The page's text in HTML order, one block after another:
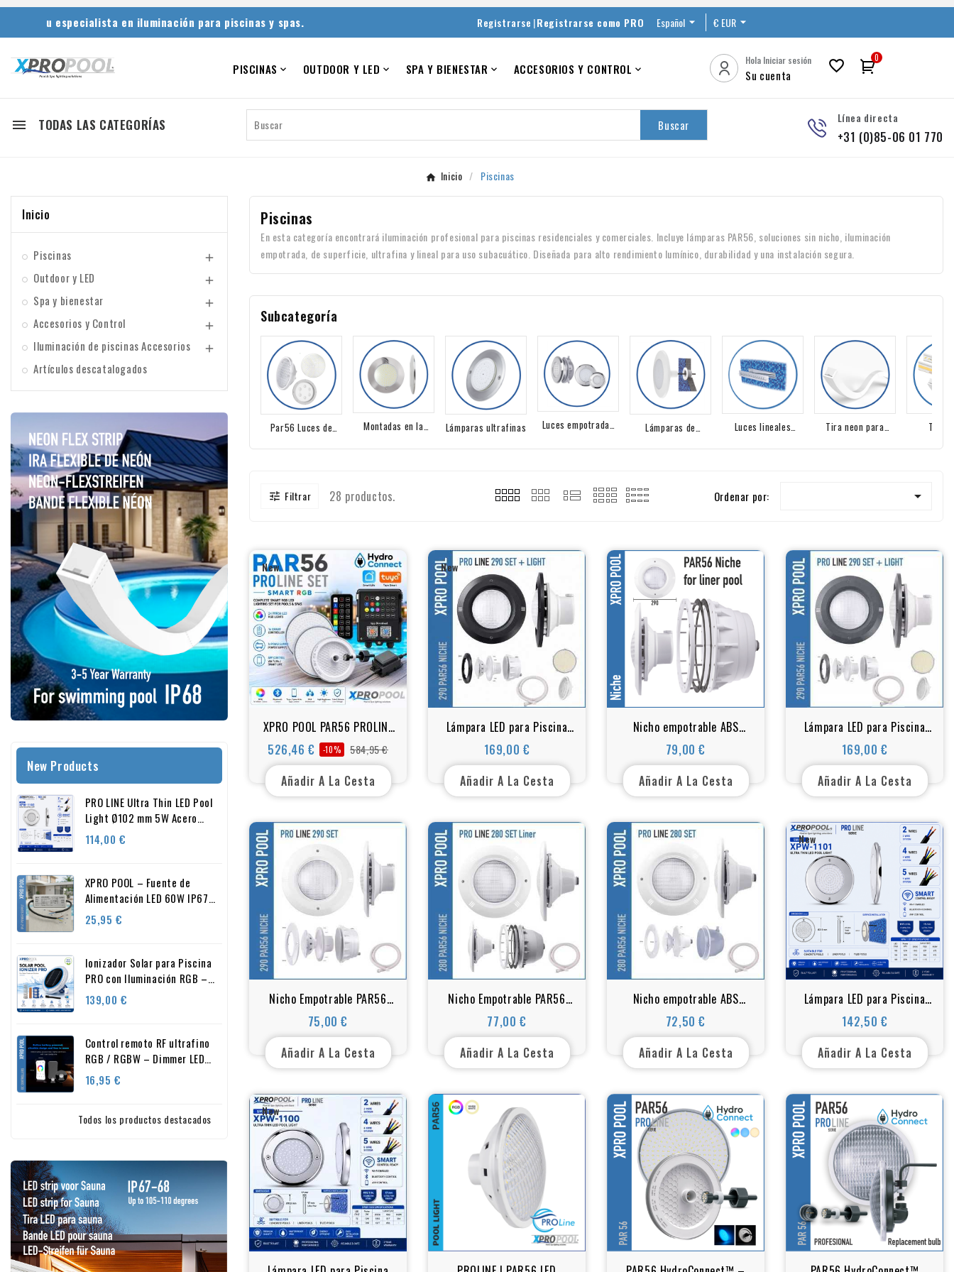
u especialista en iluminación para piscinas y spas. Registrarse |Registrarse como PRO Español  € EUR 
PISCINAS  OUTDOOR Y LED  SPA Y BIENESTAR  ACCESORIOS Y CONTROL 
Hola Iniciar sesión
Su cuenta
 0
 TODAS LAS CATEGORÍAS Buscar Línea directa
+31 (0)85-06 01 770
Inicio Piscinas
Inicio
Piscinas 
Outdoor y LED 
Spa y bienestar 
Accesorios y Control 
Iluminación de piscinas Accesorios 
Artículos descatalogados
New Products
PRO LINE Ultra Thin LED Pool
Light Ø102 mm 5W Acero
Inoxidable 316L | XPRO POOL
114,00 €
XPRO POOL – Fuente de
Alimentación LED 60W IP67
24V (Compacta e
Impermeable)
25,95 €
Ionizador Solar para Piscina
PRO con Iluminación RGB –
Hasta un 80% menos cloro |
Solución ecológica para
139,00 €
Control remoto RF ultrafino
RGB / RGBW – Dimmer LED
con rueda táctil 12V
inalámbrico
16,95 €
Todos los productos destacados
Piscinas
En esta categoría encontrará iluminación profesional para piscinas residenciales y comerciales. Incluye lámparas PAR56, soluciones sin nicho, iluminación
empotrada, de superficie, ultrafina y lineal para uso subacuático. Diseñada para alto rendimiento lumínico, durabilidad y una instalación segura.
Subcategoría
Par56 Luces de
Montadas en la
Lámparas ultrafinas
Luces empotradas
Lámparas de
Luces lineales
Tira neon para
Tiras
 Filtrar 28 productos. Ordenar por: 
New
XPRO POOL PAR56 PROLINE
SET SMART RGB 25W | 2
Focos de Piscina +
Controlador Smart + Fuente
de Alimentación
526,46 €
Precio
-10% 584,95 €
Precio
Añadir A La Cesta
New
Lámpara LED para Piscina
(Blanca) + Set de Empotrar
– Negro – PAR56 – Set
Completo
169,00 €
Precio
Añadir A La Cesta
Nicho empotrable ABS
PAR56 para piscinas liner
290
79,00 €
Precio
Añadir A La Cesta
Lámpara LED para Piscina
(Blanca) + Set de Empotrar
– Antracita – PAR56 – Set
Completo
169,00 €
Precio
Añadir A La Cesta
Nicho Empotrable PAR56
para Piscinas de Hormigón
– Ø290 mm – IP68 – ABS
75,00 €
Precio
Añadir A La Cesta
Nicho Empotrable PAR56
para Piscinas de Liner /
Vinilo – Ø280 mm – IP68 –
ABS
77,00 €
Precio
Añadir A La Cesta
Nicho empotrable ABS
PAR56 para piscinas de
hormigón.
72,50 €
Precio
Añadir A La Cesta
New
Lámpara LED para Piscina
PRO LINE Ultra Thin – 15
mm Acero Inoxidable 316L
142,50 €
Precio
Añadir A La Cesta
New